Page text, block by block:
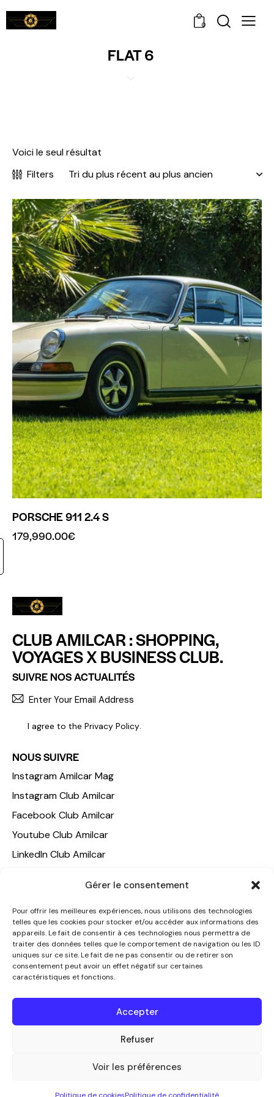
Gérer le consentement
Pour offrir les meilleures expériences, nous utilisons des technologies
telles que les cookies pour stocker et/ou accéder aux informations des
appareils. Le fait de consentir à ces technologies nous permettra de
traiter des données telles que le comportement de navigation ou les ID
uniques sur ce site. Le fait de ne pas consentir ou de retirer son
consentement peut avoir un effet négatif sur certaines
caractéristiques et fonctions.
Accepter
Refuser
Voir les préférences
0
FLAT 6
Voici le seul résultat
Filters
PORSCHE 911 2.4 S
179,990.00€
CLUB AMILCAR : SHOPPING,
VOYAGES X BUSINESS CLUB.
SUIVRE NOS ACTUALITÉS
I agree to the Privacy Policy.
NOUS SUIVRE
Instagram Amilcar Mag
Instagram Club Amilcar
Facebook Club Amilcar
Youtube Club Amilcar
LinkedIn Club Amilcar
NOTRE GROUPE
ACCUEIL
AMILCAR TRAVEL CLUB
CLUB AMILCAR, Club d'affaires international
AGENCE MEDIANE
CONTACT
+33 7 49 60 92 02
CLUB AMILCAR by AMILCAR MAGAZINE GROUP© 2013-